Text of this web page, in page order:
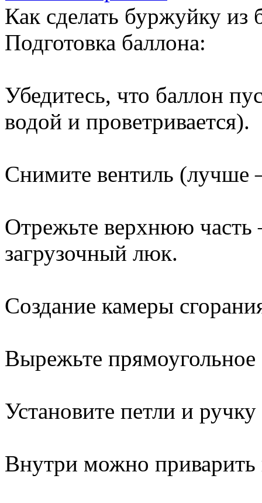
Как сделать буржуйку из
Подготовка баллона:
Убедитесь, что баллон
водой и проветривается).
Снимите вентиль
Отрежьте верхнюю часть
загрузочный люк.
Создание камеры
Вырежьте прямоугольное
Установите петли и
Внутри можно